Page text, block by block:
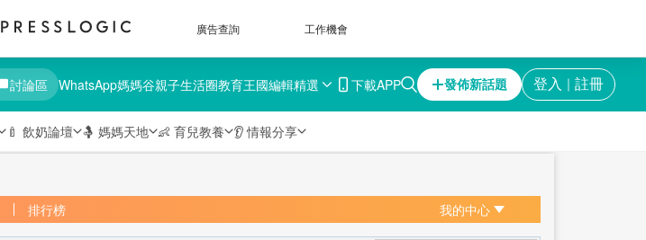
廣告查詢 工作機會
討論區 WhatsApp媽媽谷親子生活圈教育王國編輯精選 下載APP 發佈新話題 登入 ｜ 註冊
🍼 飲奶論壇 🤱 媽媽天地 👶 育兒教養 👂 情報分享
我的中心
排行榜